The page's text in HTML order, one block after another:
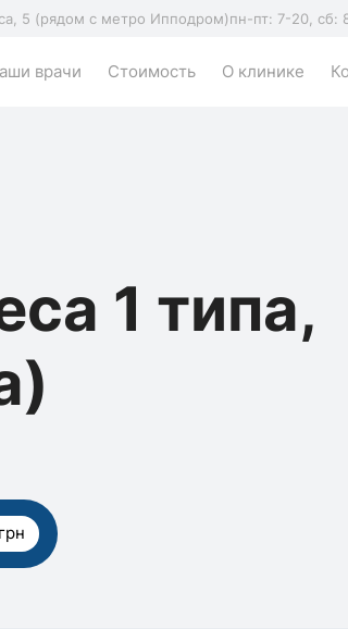
5 (рядом с метро Ипподром)пн-пт: 7-20, сб:
врачи Стоимость О клинике
1 типа,